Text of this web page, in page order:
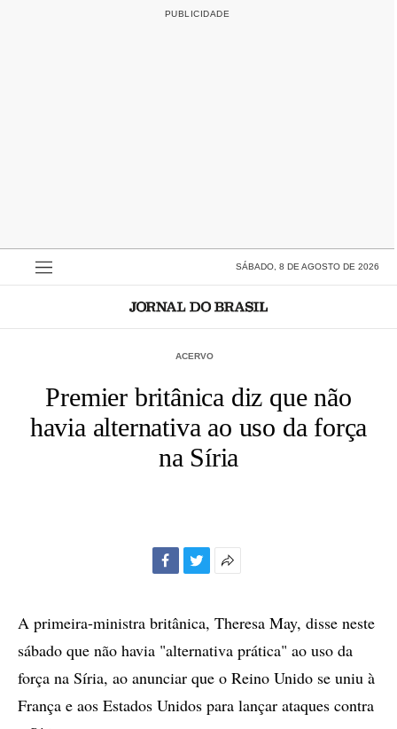
SÁBADO, 8 DE AGOSTO DE 2026
ACERVO
Premier britânica diz que não
havia alternativa ao uso da força
na Síria
compartilhamento
A primeira-ministra britânica, Theresa May, disse neste
sábado que não havia "alternativa prática" ao uso da
força na Síria, ao anunciar que o Reino Unido se uniu à
França e aos Estados Unidos para lançar ataques contra